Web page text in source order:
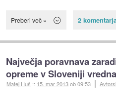
Preberi več » 2
Največja poravnava
opreme v Sloveniji
Matej Huš :: 15. mar 2013ob 09:53